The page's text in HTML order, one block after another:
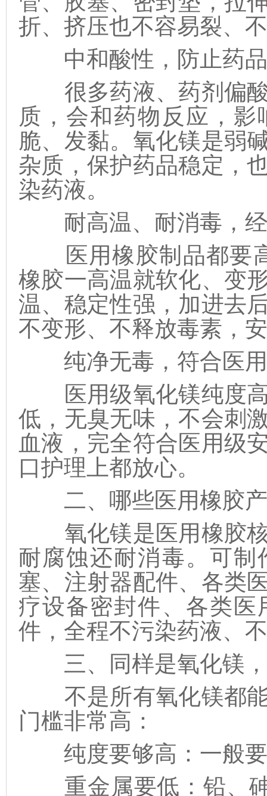
折、挤压也不容易裂、
中和酸性，防止药品
很多药液、药剂偏酸
质，会和药物反应，
脆、发黏。氧化镁是弱
杂质，保护药品稳定，
染药液。
耐高温、耐消毒，经
医用橡胶制品都要
橡胶一高温就软化、变
温、稳定性强，加进去
不变形、不释放毒素，
纯净无毒，符合医用
医用级氧化镁纯度高
低，无臭无味，不会刺
血液，完全符合医用级
口护理上都放心。
二、哪些医用橡胶产
氧化镁是医用橡胶核
耐腐蚀还耐消毒。可
塞、注射器配件、各类
疗设备密封件、各类
件，全程不污染药液、
三、同样是氧化镁，
不是所有氧化镁都能
门槛非常高：
纯度要够高：一般要
重金属要低：铅、砷